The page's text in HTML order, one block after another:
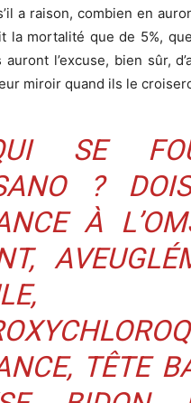
a raison, combien en
la mortalité que de 5%,
auront l’excuse, bien sûr,
miroir quand ils le
SE
?
À
TÊTE